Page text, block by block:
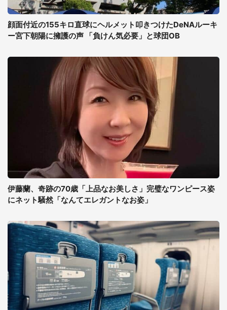
顔面付近の155キロ直球にヘルメット叩きつけたDeNAルーキ
ー宮下朝陽に擁護の声 「負けん気必要」と球団OB
伊藤蘭、奇跡の70歳「上品なお美しさ」完璧なワンピース姿
にネット騒然「なんてエレガントなお姿」